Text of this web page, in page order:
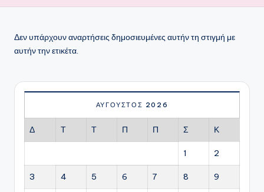
Δεν υπάρχουν αναρτήσεις δημοσιευμένες αυτήν τη στιγμή με
αυτήν την ετικέτα.
ΑΎΓΟΥΣΤΟΣ 2026
Δ Τ Τ Π Π Σ Κ
1 2
3 4 5 6 7 8 9